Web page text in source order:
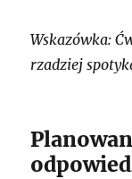
Wskazówka:
rzadziej